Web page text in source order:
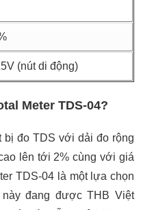
(nút di động)
Meter TDS-04?
bị đo TDS với dải đo rộng
lên tới 2% cùng với giá
TDS-04 là một lựa chọn
đang được THB Việt